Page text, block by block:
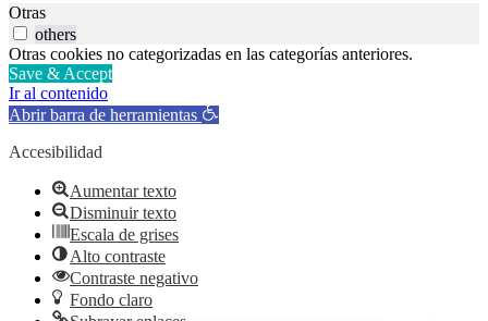
Otras
others
Otras cookies no categorizadas en las categorías anteriores.
Save & Accept
Ir al contenido
Abrir barra de herramientas
Accesibilidad
Aumentar texto
Disminuir texto
Escala de grises
Alto contraste
Contraste negativo
Fondo claro